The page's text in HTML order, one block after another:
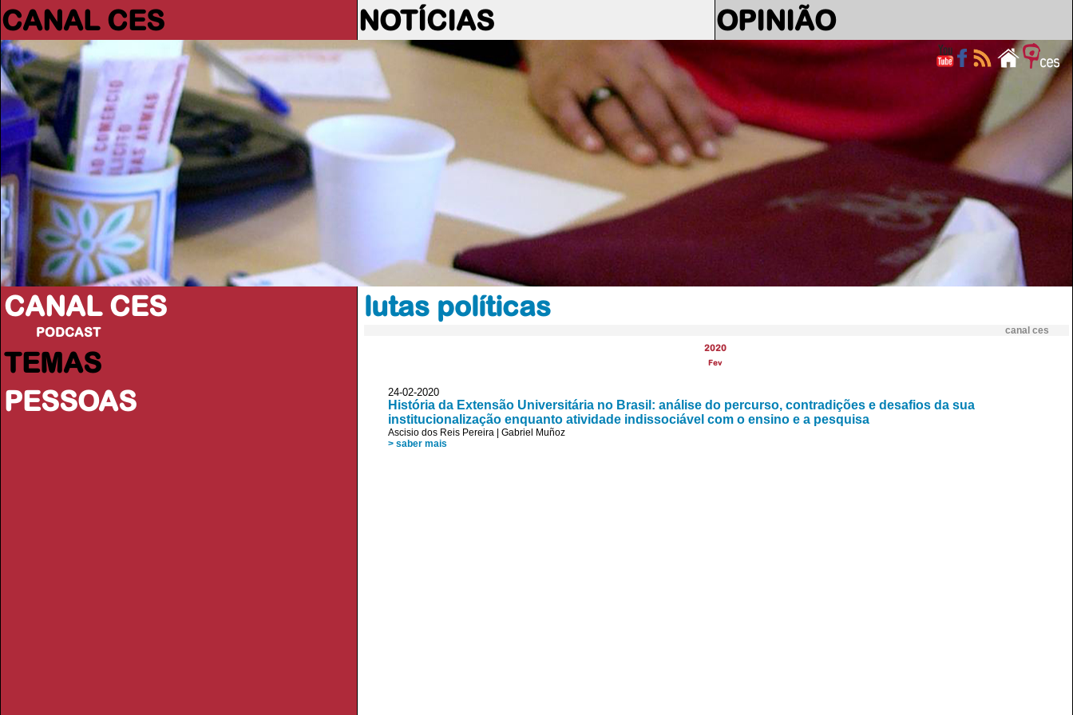
CANAL CES NOTÍCIAS OPINIÃO
CANAL CES
PODCAST
TEMAS
PESSOAS
lutas políticas
canal ces
2020
Fev
24-02-2020
História da Extensão Universitária no Brasil: análise do percurso, contradições e desafios da sua
institucionalização enquanto atividade indissociável com o ensino e a pesquisa
Ascisio dos Reis Pereira
Gabriel Muñoz
> saber mais